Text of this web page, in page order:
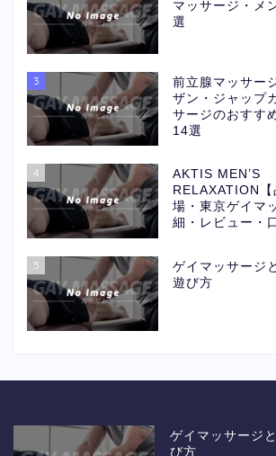
マッサージ・メ
選
3
前立腺マッサー
ザン・ジャップ
サージのおすす
14選
4
AKTIS MEN’S
RELAXATION
場・東京ゲイマ
細・レビュー・
5
ゲイマッサージ
遊び方
ゲイマッサージ
び方